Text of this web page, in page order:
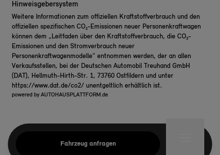
Fahrzeug anfragen
Hinweisgebersystem
Weitere Informationen zum offiziellen Kraftstoffverbrauch und den
offiziellen spezifischen CO₂-Emissionen neuer Personenkraftwagen
können dem „Leitfaden über den Kraftstoffverbrauch, die CO₂-
Emissionen und den Stromverbrauch neuer
Personenkraftwagenmodelle“ entnommen werden, der an allen
Verkaufsstellen, bei der Deutschen Automobil Treuhand GmbH
(DAT), Hellmuth-Hirth-Str. 1, 73760 Ostfildern und unter
https://www.dat.de/co2/ unentgeltlich erhältlich ist.
powered by AUTOHAUSPLATTFORM.de